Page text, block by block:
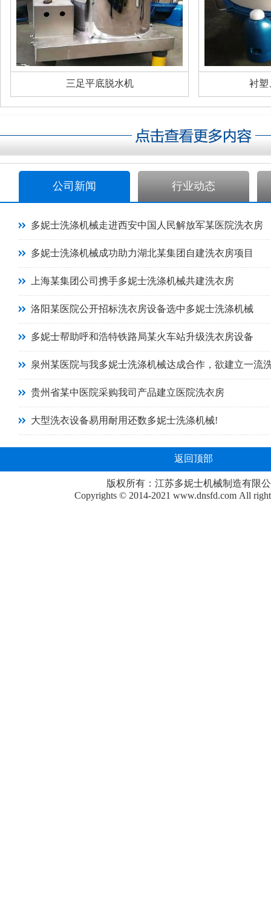
三足平底脱水机 衬塑
公司新闻 行业动态
多妮士洗涤机械走进西安中国人民解放军某医院洗衣房
多妮士洗涤机械成功助力湖北某集团自建洗衣房项目
上海某集团公司携手多妮士洗涤机械共建洗衣房
洛阳某医院公开招标洗衣房设备选中多妮士洗涤机械
多妮士帮助呼和浩特铁路局某火车站升级洗衣房设备
泉州某医院与我多妮士洗涤机械达成合作，欲建立一流
贵州省某中医院采购我司产品建立医院洗衣房
大型洗衣设备易用耐用还数多妮士洗涤机械!
返回顶部
版权所有：江苏多妮士机械制造有限
Copyrights © 2014-2021 www.dnsfd.com All